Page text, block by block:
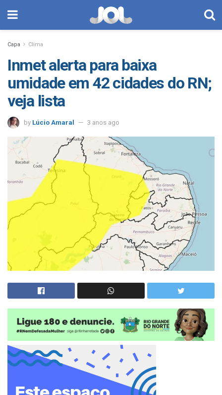
Capa Clima
Inmet alerta para baixa
umidade em 42 cidades do RN;
veja lista
by Lúcio Amaral 3 anos ago